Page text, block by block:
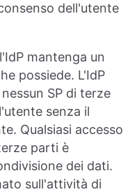
dell'utente
mantenga un
possiede. L'IdP
SP di terze
senza il
Qualsiasi accesso
parti è
dei dati.
sull'attività di